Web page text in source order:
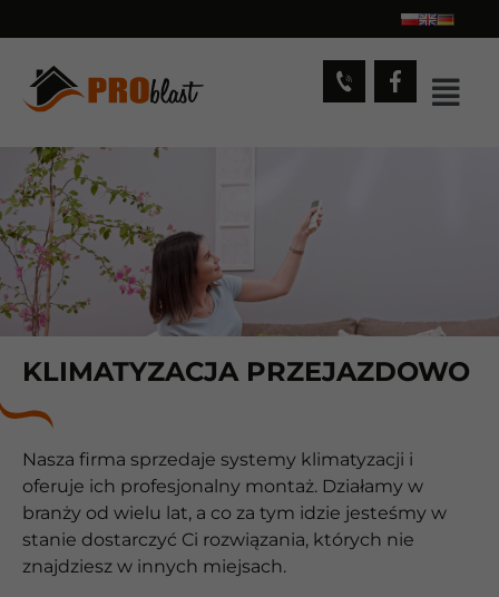
KLIMATYZACJA PRZEJAZDOWO
Nasza firma sprzedaje systemy klimatyzacji i
oferuje ich profesjonalny montaż. Działamy w
branży od wielu lat, a co za tym idzie jesteśmy w
stanie dostarczyć Ci rozwiązania, których nie
znajdziesz w innych miejsach.